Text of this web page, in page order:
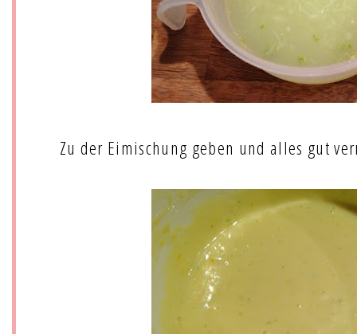
Zu der Eimischung geben und alles gut